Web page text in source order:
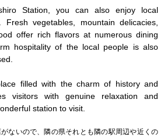
Station, you can also enjoy local
Fresh vegetables, mountain delicacies,
offer rich flavors at numerous dining
hospitality of the local people is also
filled with the charm of history and
visitors with genuine relaxation and
station to visit.
ないので、隣の県それとも隣の駅周辺や近くの